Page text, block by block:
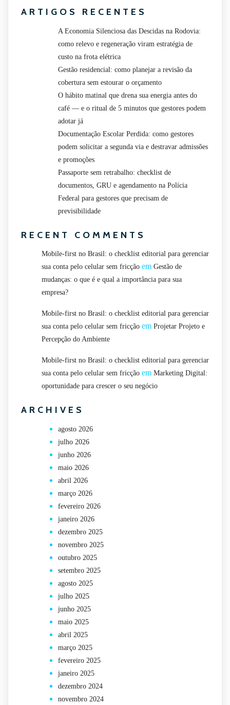
ARTIGOS RECENTES
A Economia Silenciosa das Descidas na Rodovia:
como relevo e regeneração viram estratégia de
custo na frota elétrica
Gestão residencial: como planejar a revisão da
cobertura sem estourar o orçamento
O hábito matinal que drena sua energia antes do
café — e o ritual de 5 minutos que gestores podem
adotar já
Documentação Escolar Perdida: como gestores
podem solicitar a segunda via e destravar admissões
e promoções
Passaporte sem retrabalho: checklist de
documentos, GRU e agendamento na Polícia
Federal para gestores que precisam de
previsibilidade
RECENT COMMENTS
Mobile-first no Brasil: o checklist editorial para gerenciar
sua conta pelo celular sem fricção em Gestão de
mudanças: o que é e qual a importância para sua
empresa?
Mobile-first no Brasil: o checklist editorial para gerenciar
sua conta pelo celular sem fricção em Projetar Projeto e
Percepção do Ambiente
Mobile-first no Brasil: o checklist editorial para gerenciar
sua conta pelo celular sem fricção em Marketing Digital:
oportunidade para crescer o seu negócio
ARCHIVES
agosto 2026
julho 2026
junho 2026
maio 2026
abril 2026
março 2026
fevereiro 2026
janeiro 2026
dezembro 2025
novembro 2025
outubro 2025
setembro 2025
agosto 2025
julho 2025
junho 2025
maio 2025
abril 2025
março 2025
fevereiro 2025
janeiro 2025
dezembro 2024
novembro 2024